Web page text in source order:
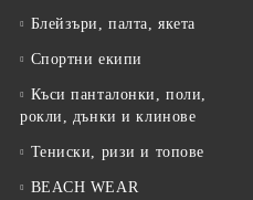
Блейзъри, палта, якета
Спортни екипи
Къси панталонки, поли,
рокли, дънки и клинове
Тениски, ризи и топове
BEACH WEAR